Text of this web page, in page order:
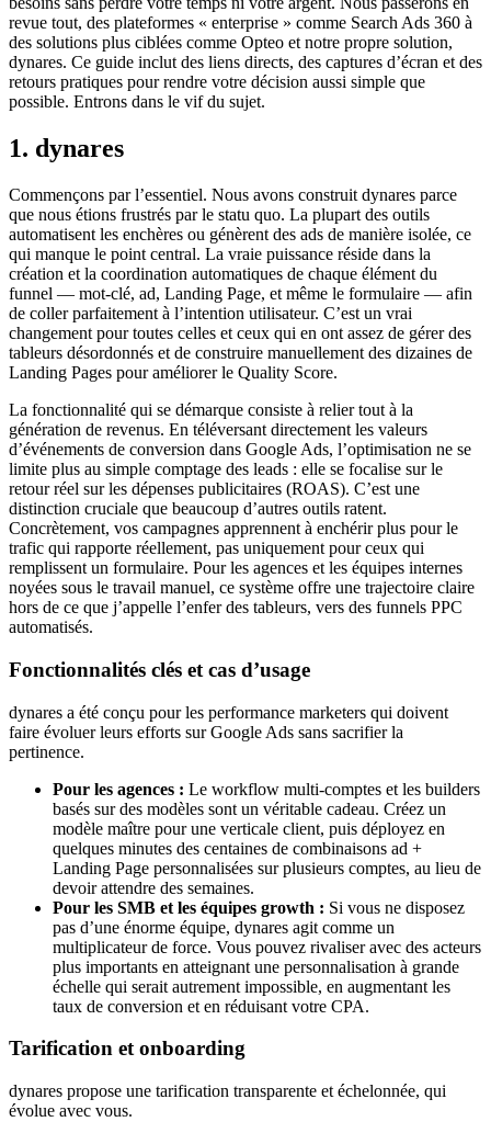
revue tout, des plateformes « enterprise » comme Search Ads 360 à
des solutions plus ciblées comme Opteo et notre propre solution,
dynares. Ce guide inclut des liens directs, des captures d’écran et des
retours pratiques pour rendre votre décision aussi simple que
possible. Entrons dans le vif du sujet.
1. dynares
Commençons par l’essentiel. Nous avons construit dynares parce
que nous étions frustrés par le statu quo. La plupart des outils
automatisent les enchères ou génèrent des ads de manière isolée, ce
qui manque le point central. La vraie puissance réside dans la
création et la coordination automatiques de chaque élément du
funnel — mot-clé, ad, Landing Page, et même le formulaire — afin
de coller parfaitement à l’intention utilisateur. C’est un vrai
changement pour toutes celles et ceux qui en ont assez de gérer des
tableurs désordonnés et de construire manuellement des dizaines de
Landing Pages pour améliorer le Quality Score.
La fonctionnalité qui se démarque consiste à relier tout à la
génération de revenus. En téléversant directement les valeurs
d’événements de conversion dans Google Ads, l’optimisation ne se
limite plus au simple comptage des leads : elle se focalise sur le
retour réel sur les dépenses publicitaires (ROAS). C’est une
distinction cruciale que beaucoup d’autres outils ratent.
Concrètement, vos campagnes apprennent à enchérir plus pour le
trafic qui rapporte réellement, pas uniquement pour ceux qui
remplissent un formulaire. Pour les agences et les équipes internes
noyées sous le travail manuel, ce système offre une trajectoire claire
hors de ce que j’appelle l’enfer des tableurs, vers des funnels PPC
automatisés.
Fonctionnalités clés et cas d’usage
dynares a été conçu pour les performance marketers qui doivent
faire évoluer leurs efforts sur Google Ads sans sacrifier la
pertinence.
Pour les agences : Le workflow multi-comptes et les builders
basés sur des modèles sont un véritable cadeau. Créez un
modèle maître pour une verticale client, puis déployez en
quelques minutes des centaines de combinaisons ad +
Landing Page personnalisées sur plusieurs comptes, au lieu de
devoir attendre des semaines.
Pour les SMB et les équipes growth : Si vous ne disposez
pas d’une énorme équipe, dynares agit comme un
multiplicateur de force. Vous pouvez rivaliser avec des acteurs
plus importants en atteignant une personnalisation à grande
échelle qui serait autrement impossible, en augmentant les
taux de conversion et en réduisant votre CPA.
Tarification et onboarding
dynares propose une tarification transparente et échelonnée, qui
évolue avec vous.